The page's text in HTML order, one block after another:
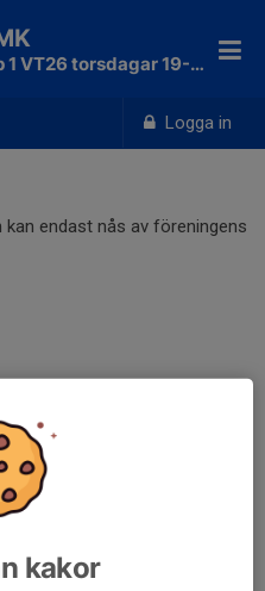
Logga in
Vuxenbadminton grp 1 VT26 torsdagar 19-20
endast nås av föreningens
kakor